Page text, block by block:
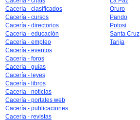
Cacería - clasificados
Cacería - cursos
Cacería - directorios
Cacería - educación
Cacería - empleo
Cacería - eventos
Cacería - foros
Cacería - guías
Cacería - leyes
Cacería - libros
Cacería - noticias
Cacería - portales web
Cacería - publicaciones
Cacería - revistas
Oruro
Pando
Potosi
Santa Cruz
Tarija